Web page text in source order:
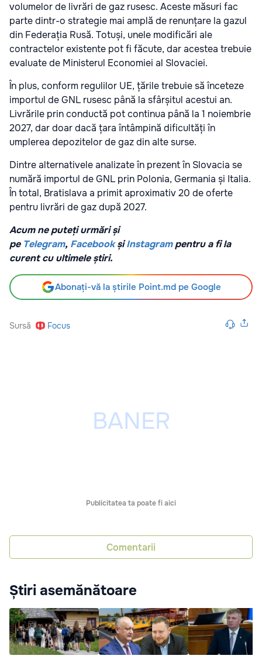
volumelor de livrări de gaz rusesc. Aceste măsuri fac
parte dintr-o strategie mai amplă de renunțare la gazul
din Federația Rusă. Totuși, unele modificări ale
contractelor existente pot fi făcute, dar acestea trebuie
evaluate de Ministerul Economiei al Slovaciei.
În plus, conform regulilor UE, țările trebuie să înceteze
importul de GNL rusesc până la sfârșitul acestui an.
Livrările prin conductă pot continua până la 1 noiembrie
2027, dar doar dacă țara întâmpină dificultăți în
umplerea depozitelor de gaz din alte surse.
Dintre alternativele analizate în prezent în Slovacia se
numără importul de GNL prin Polonia, Germania și Italia.
În total, Bratislava a primit aproximativ 20 de oferte
pentru livrări de gaz după 2027.
Acum ne puteți urmări și
pe Telegram, Facebook șiInstagrampentru a fi la
curent cu ultimele știri.
Abonați-vă la știrile Point.md pe Google
Sursă Focus
Publicitatea ta poate fi aici
Comentarii
Știri asemănătoare